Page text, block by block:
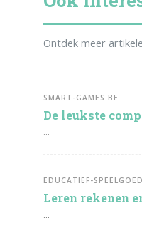
Ontdek meer
SMART-GAMES.BE
De leukste
...
EDUCATIEF-
Leren rekenen
...